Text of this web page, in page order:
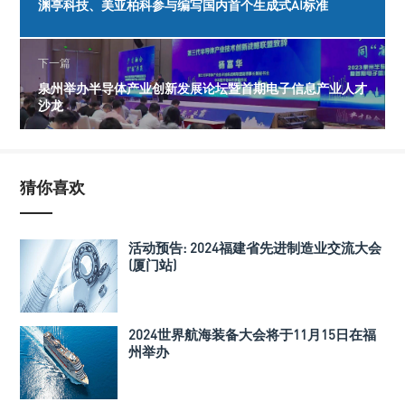
渊亭科技、美亚柏科参与编写国内首个生成式AI标准
下一篇
泉州举办半导体产业创新发展论坛暨首期电子信息产业人才
沙龙
猜你喜欢
活动预告: 2024福建省先进制造业交流大会
(厦门站)
2024世界航海装备大会将于11月15日在福
州举办